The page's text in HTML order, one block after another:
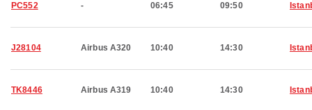
PC552 - 06:45 09:50
J28104 Airbus A320 10:40 14:30
TK8446 Airbus A319 10:40 14:30